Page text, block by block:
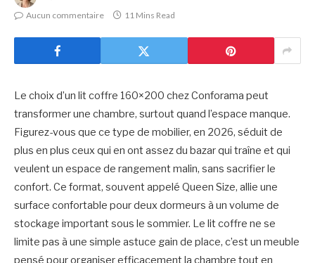
Aucun commentaire
11 Mins Read
Le choix d’un lit coffre 160×200 chez Conforama peut
transformer une chambre, surtout quand l’espace manque.
Figurez-vous que ce type de mobilier, en 2026, séduit de
plus en plus ceux qui en ont assez du bazar qui traîne et qui
veulent un espace de rangement malin, sans sacrifier le
confort. Ce format, souvent appelé Queen Size, allie une
surface confortable pour deux dormeurs à un volume de
stockage important sous le sommier. Le lit coffre ne se
limite pas à une simple astuce gain de place, c’est un meuble
pensé pour organiser efficacement la chambre tout en